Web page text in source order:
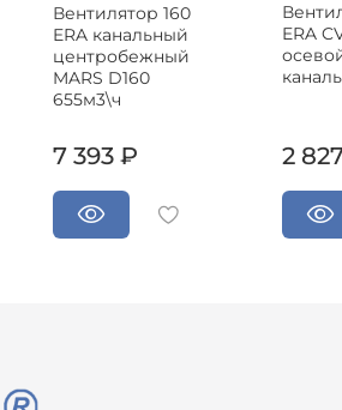
Вентилятор 160
ERA канальный
центробежный
MARS D160
655м3\ч
7 393 ₽
ERA
2